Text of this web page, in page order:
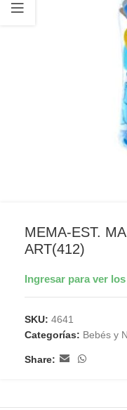
MEMA-EST.
ART(412)
Ingresar para ver
SKU: 4641
Categorías: Bebés y
Share: